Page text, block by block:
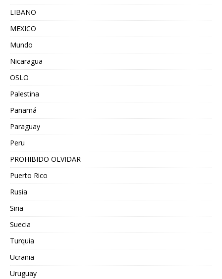
LIBANO
MEXICO
Mundo
Nicaragua
OSLO
Palestina
Panamá
Paraguay
Peru
PROHIBIDO OLVIDAR
Puerto Rico
Rusia
Siria
Suecia
Turquia
Ucrania
Uruguay